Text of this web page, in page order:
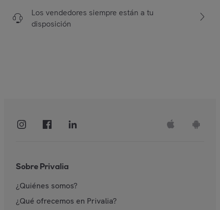
Los vendedores siempre están a tu
disposición
Sobre Privalia
¿Quiénes somos?
¿Qué ofrecemos en Privalia?